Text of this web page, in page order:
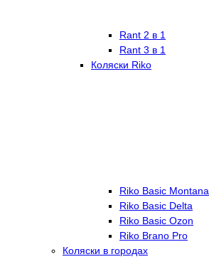
Rant 2 в 1
Rant 3 в 1
Коляски Riko
Riko Basic Montana
Riko Basic Delta
Riko Basic Ozon
Riko Brano Pro
Коляски в городах